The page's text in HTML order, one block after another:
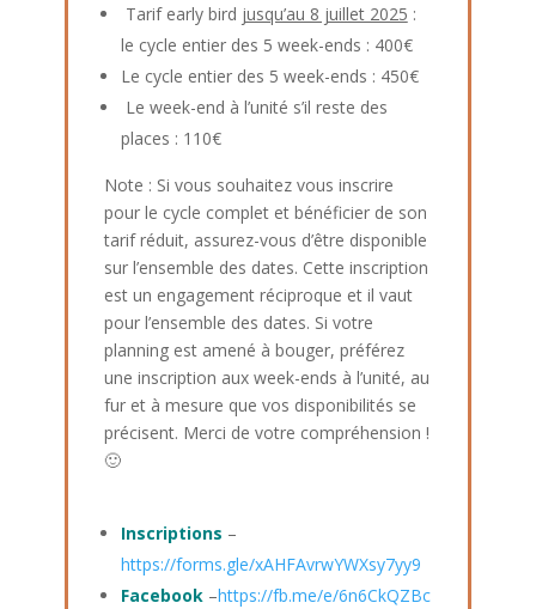
Tarif early bird jusqu’au 8 juillet 2025 :
le cycle entier des 5 week-ends : 400€
Le cycle entier des 5 week-ends : 450€
Le week-end à l’unité s’il reste des
places : 110€
Note : Si vous souhaitez vous inscrire
pour le cycle complet et bénéficier de son
tarif réduit, assurez-vous d’être disponible
sur l’ensemble des dates. Cette inscription
est un engagement réciproque et il vaut
pour l’ensemble des dates. Si votre
planning est amené à bouger, préférez
une inscription aux week-ends à l’unité, au
fur et à mesure que vos disponibilités se
précisent. Merci de votre compréhension !
🙂
Inscriptions –
https://forms.gle/xAHFAvrwYWXsy7yy9
Facebook –https://fb.me/e/6n6CkQZBc